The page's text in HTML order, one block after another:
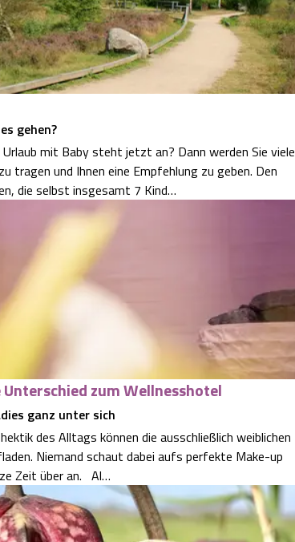
gehen?
mit Baby steht jetzt an? Dann werden Sie viele
tragen und Ihnen eine Empfehlung zu geben. Den
die selbst insgesamt 7 Kind…
zum Wellnesshotel
ganz unter sich
des Alltags können die ausschließlich weiblichen
Niemand schaut dabei aufs perfekte Make-up
Zeit über an. Al…